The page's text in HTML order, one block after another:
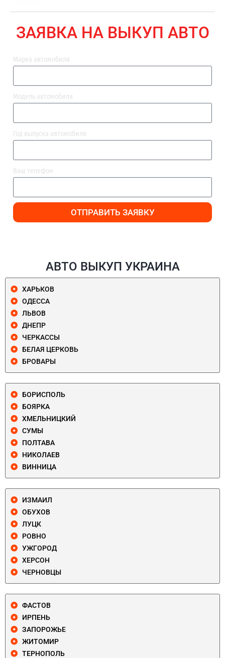
ЗАЯВКА НА ВЫКУП АВТО
Марка автомобиля
Модель автомобиля
Год выпуска автомобиля
Ваш телефон
ОТПРАВИТЬ ЗАЯВКУ
АВТО ВЫКУП УКРАИНА
ХАРЬКОВ
ОДЕССА
ЛЬВОВ
ДНЕПР
ЧЕРКАССЫ
БЕЛАЯ ЦЕРКОВЬ
БРОВАРЫ
БОРИСПОЛЬ
БОЯРКА
ХМЕЛЬНИЦКИЙ
СУМЫ
ПОЛТАВА
НИКОЛАЕВ
ВИННИЦА
ИЗМАИЛ
ОБУХОВ
ЛУЦК
РОВНО
УЖГОРОД
ХЕРСОН
ЧЕРНОВЦЫ
ФАСТОВ
ИРПЕНЬ
ЗАПОРОЖЬЕ
ЖИТОМИР
ТЕРНОПОЛЬ